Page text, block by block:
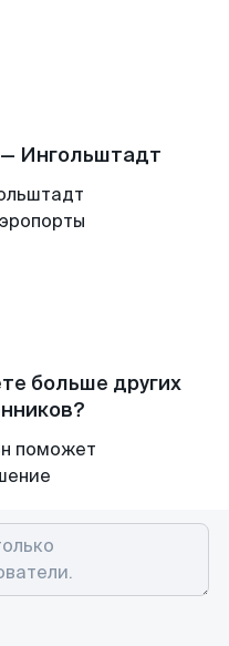
Ингольштадт
больше других
поможет